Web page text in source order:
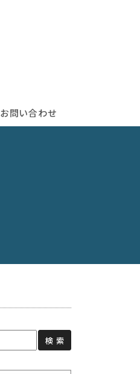
お問い合わせ